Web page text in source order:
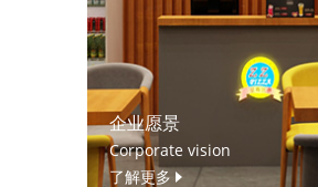
企业愿景
Corporate vision
了解更多